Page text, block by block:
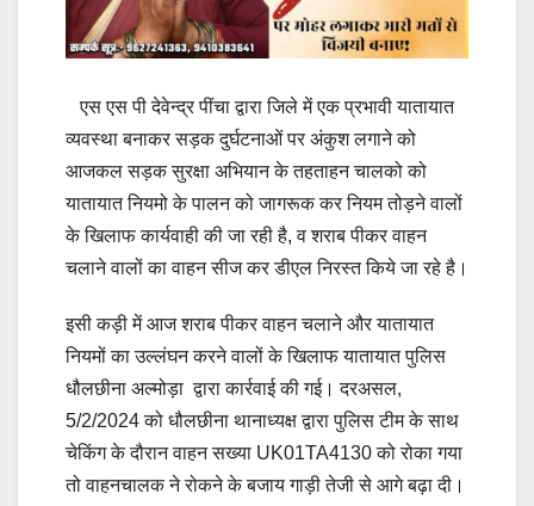
एस एस पी देवेन्द्र पींचा द्वारा जिले में एक प्रभावी यातायात
व्यवस्था बनाकर सड़क दुर्घटनाओं पर अंकुश लगाने को
आजकल सड़क सुरक्षा अभियान के तहताहन चालको को
यातायात नियमो के पालन को जागरूक कर नियम तोड़ने वालों
के खिलाफ कार्यवाही की जा रही है, व शराब पीकर वाहन
चलाने वालों का वाहन सीज कर डीएल निरस्त किये जा रहे है।
इसी कड़ी में आज शराब पीकर वाहन चलाने और यातायात
नियमों का उल्लंघन करने वालों के खिलाफ यातायात पुलिस
धौलछीना अल्मोड़ा द्वारा कार्रवाई की गई। दरअसल,
5/2/2024 को धौलछीना थानाध्यक्ष द्वारा पुलिस टीम के साथ
चेकिंग के दौरान वाहन सख्या UK01TA4130 को रोका गया
तो वाहनचालक ने रोकने के बजाय गाड़ी तेजी से आगे बढ़ा दी।